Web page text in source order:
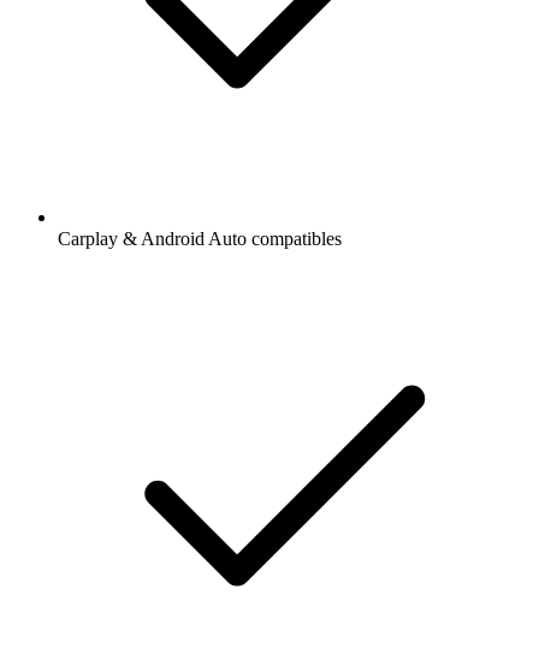
Carplay & Android Auto compatibles